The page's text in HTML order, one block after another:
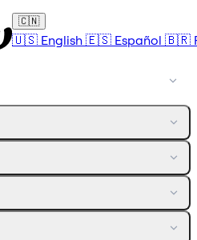
🇨🇳
🇺🇸 English 🇪🇸 Español 🇧🇷